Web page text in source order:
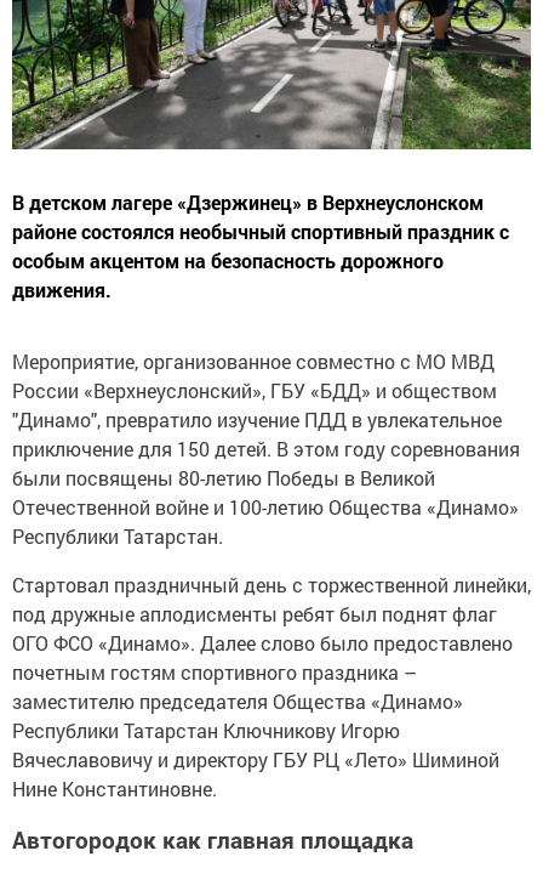
В детском лагере «Дзержинец» в Верхнеуслонском
районе состоялся необычный спортивный праздник с
особым акцентом на безопасность дорожного
движения.
Мероприятие, организованное совместно с МО МВД
России «Верхнеуслонский», ГБУ «БДД» и обществом
"Динамо", превратило изучение ПДД в увлекательное
приключение для 150 детей. В этом году соревнования
были посвящены 80-летию Победы в Великой
Отечественной войне и 100-летию Общества «Динамо»
Республики Татарстан.
Стартовал праздничный день с торжественной линейки,
под дружные аплодисменты ребят был поднят флаг
ОГО ФСО «Динамо». Далее слово было предоставлено
почетным гостям спортивного праздника –
заместителю председателя Общества «Динамо»
Республики Татарстан Ключникову Игорю
Вячеславовичу и директору ГБУ РЦ «Лето» Шиминой
Нине Константиновне.
Автогородок как главная площадка